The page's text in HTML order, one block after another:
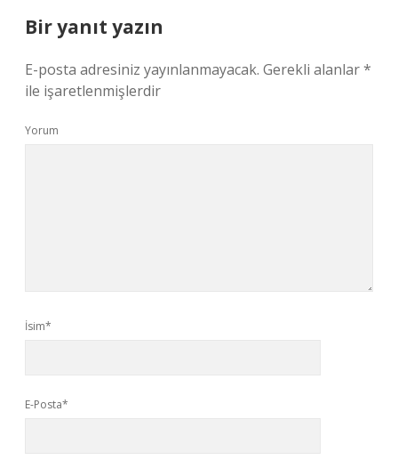
Bir yanıt yazın
E-posta adresiniz yayınlanmayacak. Gerekli alanlar*
ile işaretlenmişlerdir
Yorum
İsim*
E-Posta*